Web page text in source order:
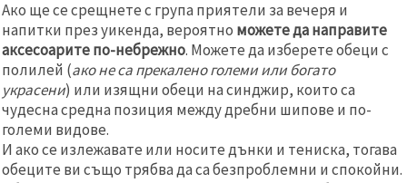
Ако ще се срещнете с група приятели за вечеря и
напитки през уикенда, вероятно можете да направите
аксесоарите по-небрежно. Можете да изберете обеци с
полилей (ако не са прекалено големи или богато
украсени) или изящни обеци на синджир, които са
чудесна средна позиция между дребни шипове и по-
големи видове.
И ако се излежавате или носите дънки и тениска, тогава
обеците ви също трябва да са безпроблемни и спокойни.